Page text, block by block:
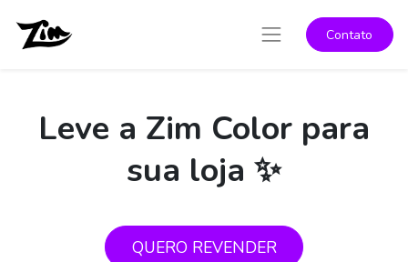
Contato
Leve a Zim Color para
sua loja ✨
QUERO REVENDER